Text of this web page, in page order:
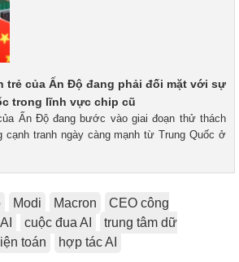
trẻ của Ấn Độ đang phải đối mặt với sự
trong lĩnh vực chip cũ
Ấn Độ đang bước vào giai đoạn thử thách
tranh ngày càng mạnh từ Trung Quốc ở
Modi Macron
CEO công
cuộc đua AI
trung tâm dữ
toán hợp tác AI